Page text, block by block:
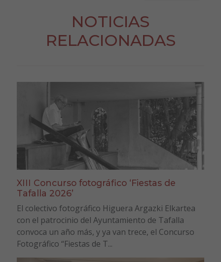
NOTICIAS
RELACIONADAS
XIII Concurso fotográfico ‘Fiestas de
Tafalla 2026’
El colectivo fotográfico Higuera Argazki Elkartea
con el patrocinio del Ayuntamiento de Tafalla
convoca un año más, y ya van trece, el Concurso
Fotográfico “Fiestas de T...